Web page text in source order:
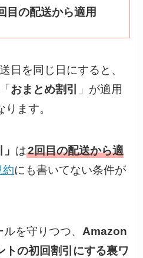
目の配送から適用
日を同じ日にすると、
おまとめ割引
」が適用
ます。
」 は2回目の配送から適
約にも書いてない条件が
を守りつつ、 Amazon
トの初回割引にする裏ワ